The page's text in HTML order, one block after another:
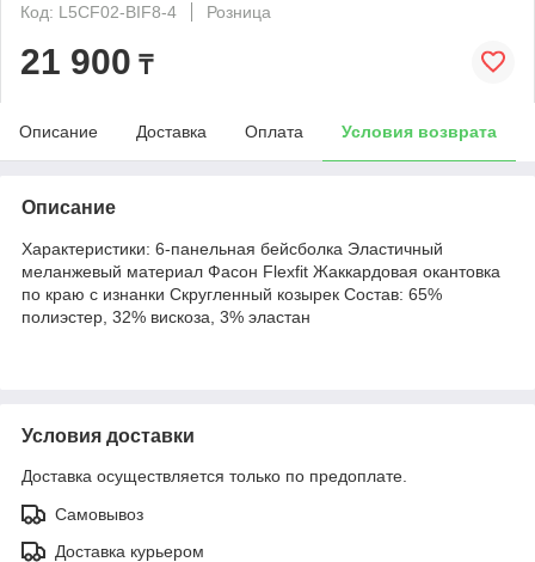
Код: L5CF02-BIF8-4
Розница
21 900 ₸
Описание Доставка Оплата Условия возврата
Описание
Характеристики: 6-панельная бейсболка Эластичный
меланжевый материал Фасон Flexfit Жаккардовая окантовка
по краю с изнанки Скругленный козырек Состав: 65%
полиэстер, 32% вискоза, 3% эластан
Условия доставки
Доставка осуществляется только по предоплате.
Самовывоз
Доставка курьером